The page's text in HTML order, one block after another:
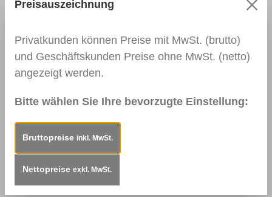
Nussbaum
Antik
Nussbraun
Palisander
Dunkel
Mahagoni Hell
0163
Mahagoni
0157
Mooreiche
Preisauszeichnung
Privatkunden können Preise mit MwSt. (brutto)
und Geschäftskunden Preise ohne MwSt. (netto)
angezeigt werden.
Bitte wählen Sie Ihre bevorzugte Einstellung:
Bruttopreise inkl. MwSt.
Nettopreise exkl. MwSt.